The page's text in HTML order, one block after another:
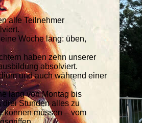
alle Teilnehmer
Woche lang: üben,
haben zehn unserer
absolviert.
und auch während einer
lang von Montag bis
drei Stunden alles zu
können müssen – vom